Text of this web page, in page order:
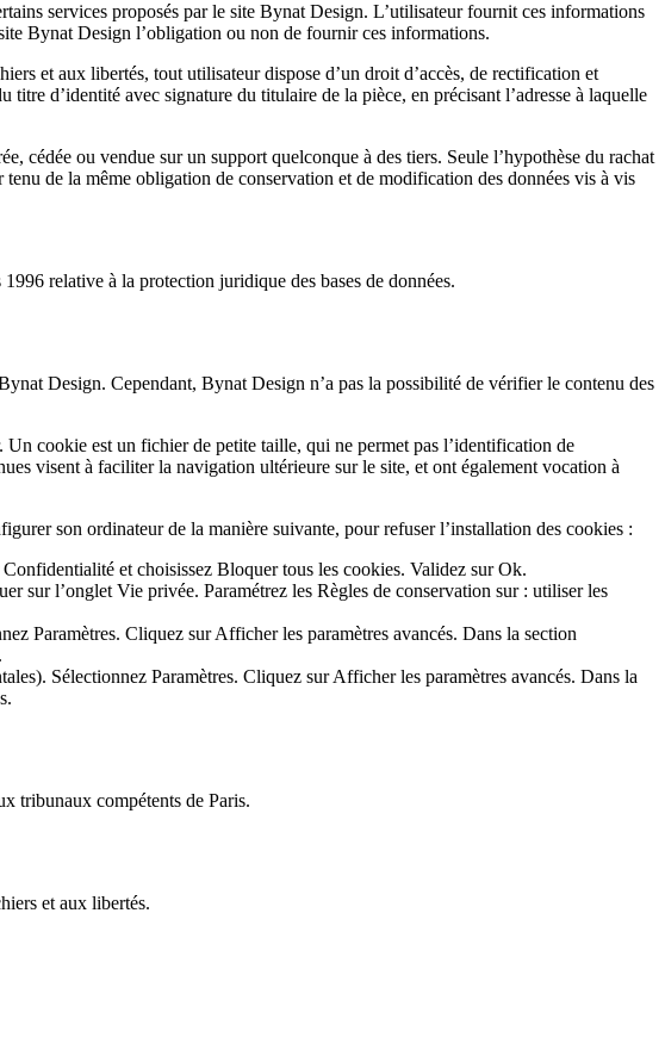
services proposés par le site Bynat Design. L’utilisateur fournit ces informations
Bynat Design l’obligation ou non de fournir ces informations.
et aux libertés, tout utilisateur dispose d’un droit d’accès, de rectification et
d’identité avec signature du titulaire de la pièce, en précisant l’adresse à laquelle
cédée ou vendue sur un support quelconque à des tiers. Seule l’hypothèse du rachat
de la même obligation de conservation et de modification des données vis à vis
relative à la protection juridique des bases de données.
Design. Cependant, Bynat Design n’a pas la possibilité de vérifier le contenu des
cookie est un fichier de petite taille, qui ne permet pas l’identification de
visent à faciliter la navigation ultérieure sur le site, et ont également vocation à
son ordinateur de la manière suivante, pour refuser l’installation des cookies :
et choisissez Bloquer tous les cookies. Validez sur Ok.
sur l’onglet Vie privée. Paramétrez les Règles de conservation sur : utiliser les
Paramètres. Cliquez sur Afficher les paramètres avancés. Dans la section
Sélectionnez Paramètres. Cliquez sur Afficher les paramètres avancés. Dans la
tribunaux compétents de Paris.
et aux libertés.